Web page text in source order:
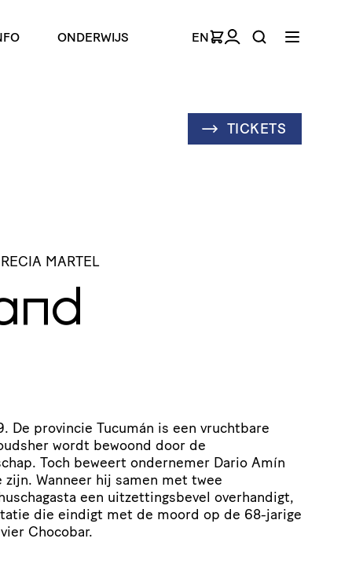
ONDERWIJS EN
TICKETS
MARTEL
De provincie Tucumán is een vruchtbare
wordt bewoond door de
Toch beweert ondernemer Dario Amín
zijn. Wanneer hij samen met twee
een uitzettingsbevel overhandigt,
die eindigt met de moord op de 68-jarige
Chocobar.